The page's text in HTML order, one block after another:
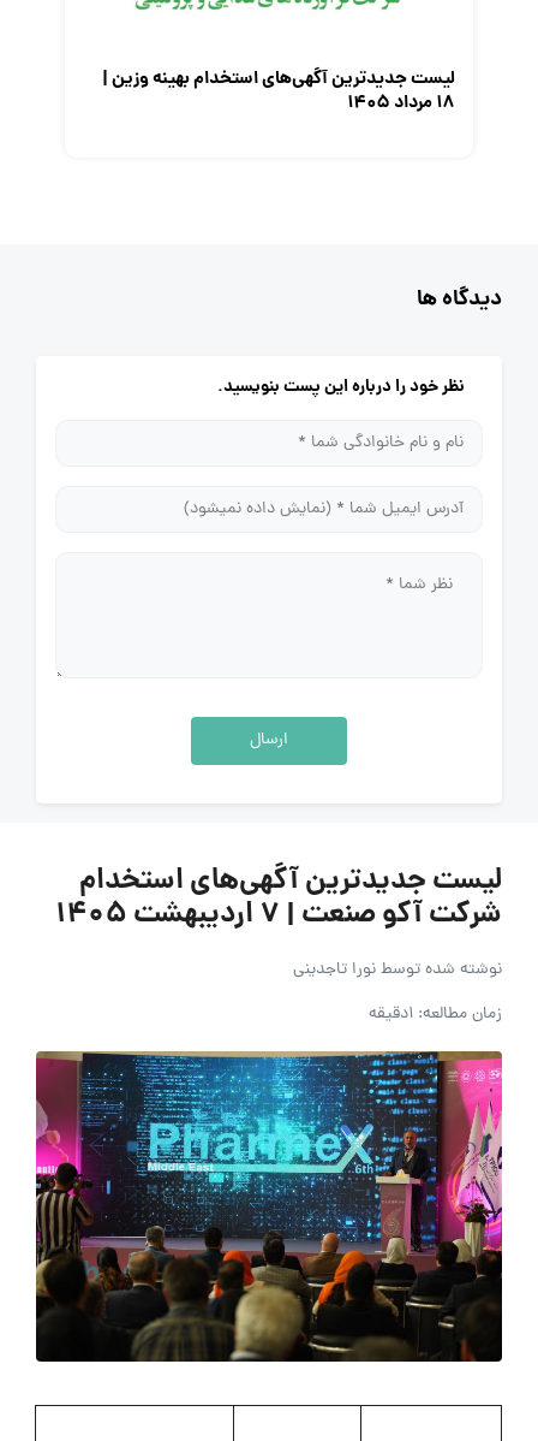
لیست جدیدترین آگهی‌های استخدام بهینه وزین |
۱۸ مرداد ۱۴۰۵
دیدگاه ها
نظر خود را درباره این پست بنویسید.
ارسال
لیست جدیدترین آگهی‌های استخدام
شرکت آکو صنعت | 7 اردیبهشت 1405
نوشته شده توسطنورا تاجدینی
زمان مطالعه: 1دقیقه